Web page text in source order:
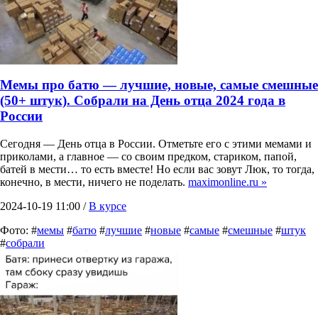
Мемы про батю — лучшие, новые, самые смешные
(50+ штук). Собрали на День отца 2024 года в
России
Сегодня — День отца в России. Отметьте его с этими мемами и
приколами, а главное — со своим предком, стариком, папой,
батей в мести… то есть вместе! Но если вас зовут Люк, то тогда,
конечно, в мести, ничего не поделать. maximonline.ru »
2024-10-19 11:00 /В курсе
Фото: #мемы #батю #лучшие #новые #самые #смешные #штук
#собрали